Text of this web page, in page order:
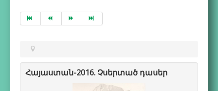
Հայաստան-2016. Չսերտած դասեր